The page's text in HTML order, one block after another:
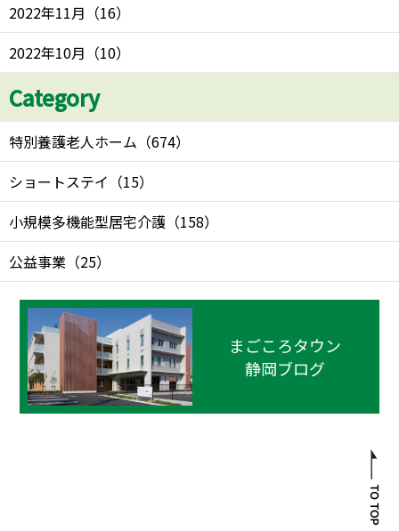
2022年11月 （16）
2022年10月 （10）
Category
特別養護老人ホーム （674）
ショートステイ （15）
小規模多機能型居宅介護 （158）
公益事業 （25）
まごころタウン
静岡ブログ